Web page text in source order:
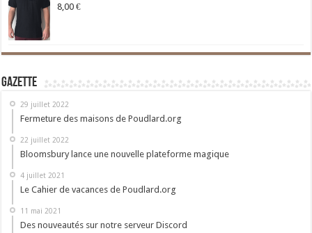
8,00 €
Gazette
29 juillet 2022
Fermeture des maisons de Poudlard.org
22 juillet 2022
Bloomsbury lance une nouvelle plateforme magique
4 juillet 2021
Le Cahier de vacances de Poudlard.org
11 mai 2021
Des nouveautés sur notre serveur Discord